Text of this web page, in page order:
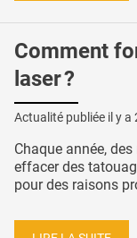
Comment
laser ?
Actualité publiée il y a
Chaque année,
effacer des
pour des raisons